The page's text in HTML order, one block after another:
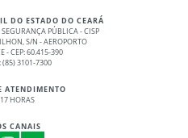
DO ESTADO DO CEARÁ
PÚBLICA - CISP
S/N - AEROPORTO
- CEP: 60.415-390
(85) 3101-7300
ATENDIMENTO
HORAS
CANAIS